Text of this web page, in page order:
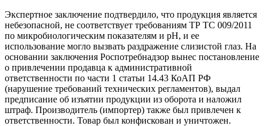
Экспертное заключение подтвердило, что продукция является
небезопасной, не соответствует требованиям ТР ТС 009/2011
по микробиологическим показателям и pH, и ее
использование могло вызвать раздражение слизистой глаз. На
основании заключения Роспотребнадзор вынес постановление
о привлечении продавца к административной
ответственности по части 1 статьи 14.43 КоАП РФ
(нарушение требований технических регламентов), выдал
предписание об изъятии продукции из оборота и наложил
штраф. Производитель (импортер) также был привлечен к
ответственности. Товар был конфискован и уничтожен.